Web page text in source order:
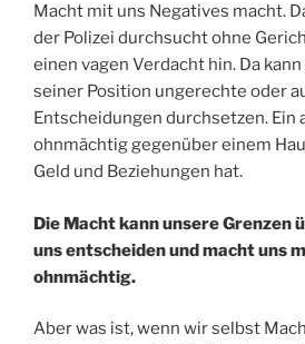
Macht mit uns Negatives macht.
der Polizei durchsucht ohne
einen vagen Verdacht hin. Da
seiner Position ungerechte oder
Entscheidungen durchsetzen. Ein
ohnmächtig gegenüber einem
Geld und Beziehungen hat.
Die Macht kann unsere Grenzen
uns entscheiden und macht uns
ohnmächtig.
Aber was ist, wenn wir selbst